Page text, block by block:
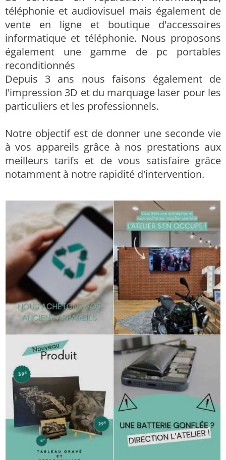
téléphonie et audiovisuel mais également de
vente en ligne et boutique d'accessoires
informatique et téléphonie. Nous proposons
également une gamme de pc portables
reconditionnés
Depuis 3 ans nous faisons également de
l'impression 3D et du marquage laser pour les
particuliers et les professionnels.
Notre objectif est de donner une seconde vie
à vos appareils grâce à nos prestations aux
meilleurs tarifs et de vous satisfaire grâce
notamment à notre rapidité d'intervention.